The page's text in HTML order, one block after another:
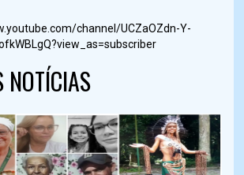
channel/UCZaOZdn-Y-
NOTÍCIAS